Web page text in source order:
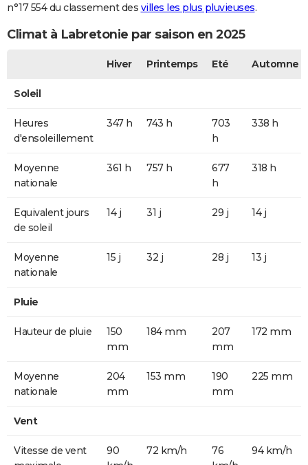
n°17 554 du classement des villes les plus pluvieuses.
Climat à Labretonie par saison en 2025
Hiver Printemps Eté Automne
Soleil
Heures
d'ensoleillement
347 h 743 h
703
h
338 h
Moyenne
nationale
361 h 757 h
677
h
318 h
Equivalent jours
de soleil
14 j 31 j 29 j 14 j
Moyenne
nationale
15 j 32 j 28 j 13 j
Pluie
Hauteur de pluie
150
mm
184 mm
207
mm
172 mm
Moyenne
nationale
204
mm
153 mm
190
mm
225 mm
Vent
Vitesse de vent
90
72 km/h
76
94 km/h